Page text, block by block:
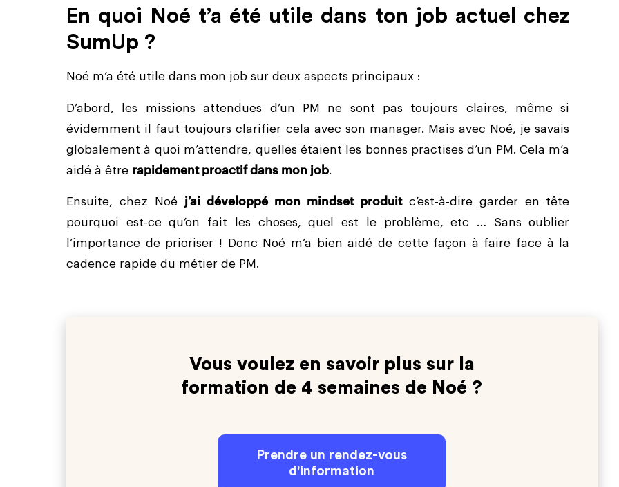
En quoi Noé t’a été utile dans ton job actuel chez
SumUp ?
Noé m’a été utile dans mon job sur deux aspects principaux :
D’abord, les missions attendues d’un PM ne sont pas toujours claires, même si
évidemment il faut toujours clarifier cela avec son manager. Mais avec Noé, je savais
globalement à quoi m’attendre, quelles étaient les bonnes practises d’un PM. Cela m’a
aidé à être rapidement proactif dans mon job.
Ensuite, chez Noé j’ai développé mon mindset produitc’est-à-dire garder en tête
pourquoi est-ce qu’on fait les choses, quel est le problème, etc … Sans oublier
l’importance de prioriser ! Donc Noé m’a bien aidé de cette façon à faire face à la
cadence rapide du métier de PM.
Vous voulez en savoir plus sur la
formation de 4 semaines de Noé ?
Prendre un rendez-vous
d'information